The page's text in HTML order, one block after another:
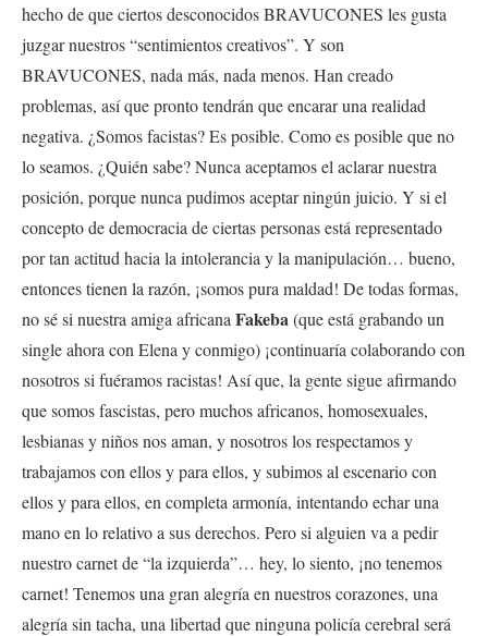
hecho de que ciertos desconocidos BRAVUCONES les gusta
juzgar nuestros “sentimientos creativos”. Y son
BRAVUCONES, nada más, nada menos. Han creado
problemas, así que pronto tendrán que encarar una realidad
negativa. ¿Somos facistas? Es posible. Como es posible que no
lo seamos. ¿Quién sabe? Nunca aceptamos el aclarar nuestra
posición, porque nunca pudimos aceptar ningún juicio. Y si el
concepto de democracia de ciertas personas está representado
por tan actitud hacia la intolerancia y la manipulación… bueno,
entonces tienen la razón, ¡somos pura maldad! De todas formas,
no sé si nuestra amiga africana Fakeba(que está grabando un
single ahora con Elena y conmigo) ¡continuaría colaborando con
nosotros si fuéramos racistas! Así que, la gente sigue afirmando
que somos fascistas, pero muchos africanos, homosexuales,
lesbianas y niños nos aman, y nosotros los respectamos y
trabajamos con ellos y para ellos, y subimos al escenario con
ellos y para ellos, en completa armonía, intentando echar una
mano en lo relativo a sus derechos. Pero si alguien va a pedir
nuestro carnet de “la izquierda”… hey, lo siento, ¡no tenemos
carnet! Tenemos una gran alegría en nuestros corazones, una
alegría sin tacha, una libertad que ninguna policía cerebral será